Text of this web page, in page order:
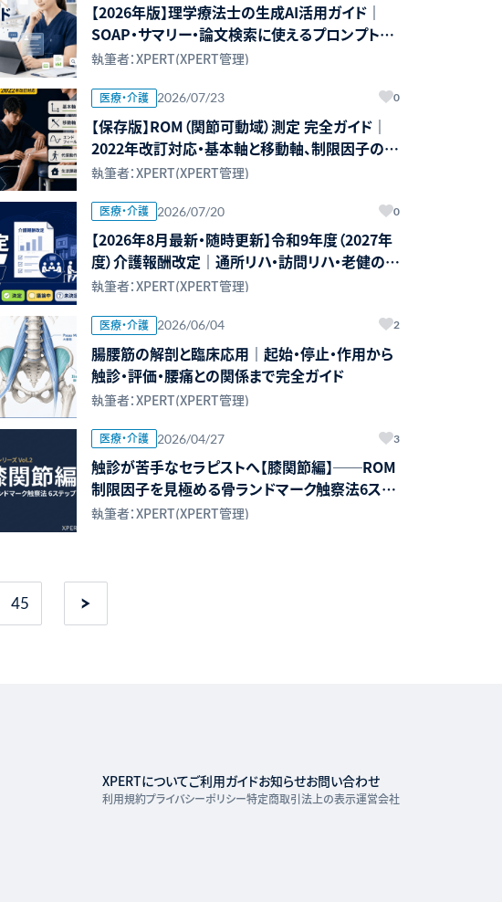
【2026年版】理学療法士の生成AI活用ガイド｜
SOAP・サマリー・論文検索に使えるプロンプトと
安全対策
執筆者：XPERT(XPERT管理)
医療・介護 2026/07/23 0
【保存版】ROM（関節可動域）測定 完全ガイド｜
2022年改訂対応・基本軸と移動軸、制限因子の見
極め方
執筆者：XPERT(XPERT管理)
医療・介護 2026/07/20 0
【2026年8月最新・随時更新】令和9年度（2027年
度）介護報酬改定｜通所リハ・訪問リハ・老健の論
点とPT・OT・STへの影響
執筆者：XPERT(XPERT管理)
医療・介護 2026/06/04 2
腸腰筋の解剖と臨床応用｜起始・停止・作用から
触診・評価・腰痛との関係まで完全ガイド
執筆者：XPERT(XPERT管理)
医療・介護 2026/04/27 3
触診が苦手なセラピストへ【膝関節編】──ROM
制限因子を見極める骨ランドマーク触察法6ステ
ップ
執筆者：XPERT(XPERT管理)
45
XPERTについてご利用ガイドお知らせお問い合わせ
利用規約プライバシーポリシー特定商取引法上の表示運営会社